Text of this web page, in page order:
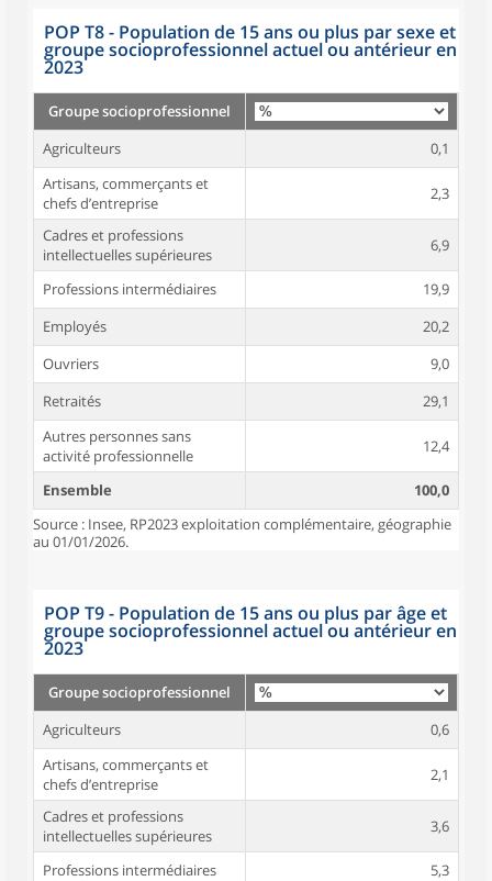
POP T8 - Population de 15 ans ou plus par sexe et
groupe socioprofessionnel actuel ou antérieur en
2023
Groupe socioprofessionnel
Agriculteurs
0,1
Artisans, commerçants et
chefs d’entreprise
2,3
Cadres et professions
intellectuelles supérieures
6,9
Professions intermédiaires
19,9
Employés
20,2
Ouvriers
9,0
Retraités
29,1
Autres personnes sans
activité professionnelle
12,4
Ensemble
100,0
Source : Insee, RP2023 exploitation complémentaire, géographie
au 01/01/2026.
POP T9 - Population de 15 ans ou plus par âge et
groupe socioprofessionnel actuel ou antérieur en
2023
Groupe socioprofessionnel
Agriculteurs
0,6
Artisans, commerçants et
chefs d’entreprise
2,1
Cadres et professions
intellectuelles supérieures
3,6
Professions intermédiaires
5,3